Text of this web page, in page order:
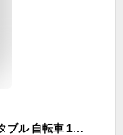
22〜27インチ車輪径対応 キックスタンド アジャスタブル 自転車 1本スタンド 片足 ロードバイク マウンテンバイク サイドスタンド ◇GLA-200